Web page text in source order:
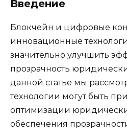
Введение
Блокчейн и цифровые
инновационные
значительно улучшить
прозрачность
данной статье мы
технологии могут быть
оптимизации
обеспечения